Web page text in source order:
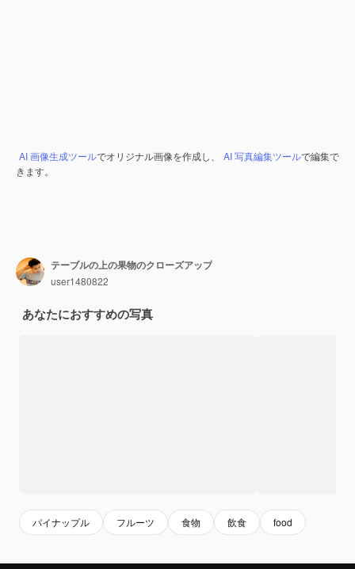
AI 画像生成ツールでオリジナル画像を作成し、 AI 写真編集ツールで編集で
きます。
テーブルの上の果物のクローズアップ
user1480822
あなたにおすすめの写真
パイナップル フルーツ 食物 飲食 food